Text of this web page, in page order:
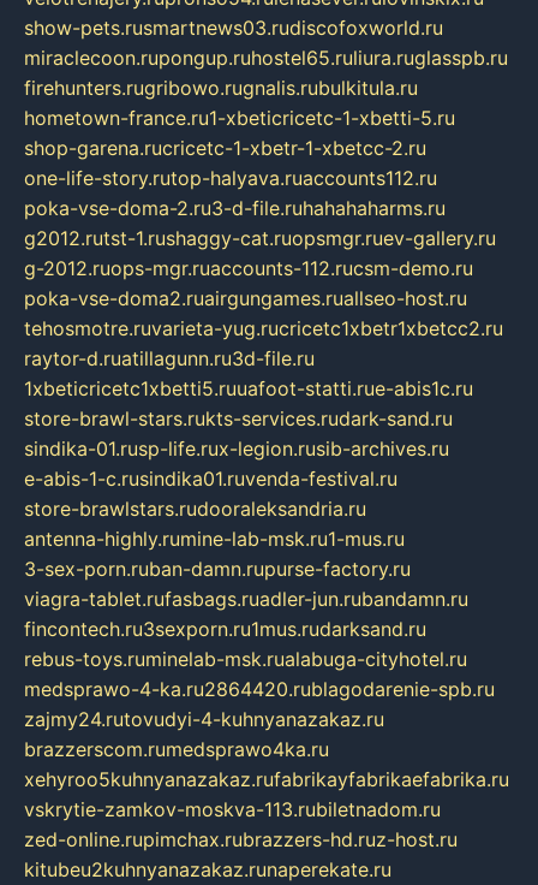
show-pets.rusmartnews03.rudiscofoxworld.ru
miraclecoon.rupongup.ruhostel65.ruliura.ruglasspb.ru
firehunters.rugribowo.rugnalis.rubulkitula.ru
hometown-france.ru1-xbeticricetc-1-xbetti-5.ru
shop-garena.rucricetc-1-xbetr-1-xbetcc-2.ru
one-life-story.rutop-halyava.ruaccounts112.ru
poka-vse-doma-2.ru3-d-file.ruhahahaharms.ru
g2012.rutst-1.rushaggy-cat.ruopsmgr.ruev-gallery.ru
g-2012.ruops-mgr.ruaccounts-112.rucsm-demo.ru
poka-vse-doma2.ruairgungames.ruallseo-host.ru
tehosmotre.ruvarieta-yug.rucricetc1xbetr1xbetcc2.ru
raytor-d.ruatillagunn.ru3d-file.ru
1xbeticricetc1xbetti5.ruuafoot-statti.rue-abis1c.ru
store-brawl-stars.rukts-services.rudark-sand.ru
sindika-01.rusp-life.rux-legion.rusib-archives.ru
e-abis-1-c.rusindika01.ruvenda-festival.ru
store-brawlstars.rudooraleksandria.ru
antenna-highly.rumine-lab-msk.ru1-mus.ru
3-sex-porn.ruban-damn.rupurse-factory.ru
viagra-tablet.rufasbags.ruadler-jun.rubandamn.ru
fincontech.ru3sexporn.ru1mus.rudarksand.ru
rebus-toys.ruminelab-msk.rualabuga-cityhotel.ru
medsprawo-4-ka.ru2864420.rublagodarenie-spb.ru
zajmy24.rutovudyi-4-kuhnyanazakaz.ru
brazzerscom.rumedsprawo4ka.ru
xehyroo5kuhnyanazakaz.rufabrikayfabrikaefabrika.ru
vskrytie-zamkov-moskva-113.rubiletnadom.ru
zed-online.rupimchax.rubrazzers-hd.ruz-host.ru
kitubeu2kuhnyanazakaz.runaperekate.ru